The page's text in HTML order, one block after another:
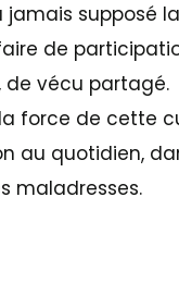
jamais supposé
de
vécu partagé.
force de cette
au quotidien,
maladresses.